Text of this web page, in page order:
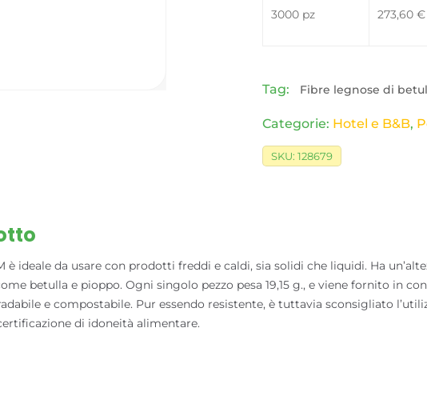
3000 pz 273,60€
Tag: Fibre legnose di
Categorie: Hotel e B&B,
SKU:128679
è ideale da usare con prodotti freddi e caldi, sia solidi che liquidi. Ha
betulla e pioppo. Ogni singolo pezzo pesa 19,15 g., e viene fornito in
e compostabile. Pur essendo resistente, è tuttavia sconsigliato
di idoneità alimentare.